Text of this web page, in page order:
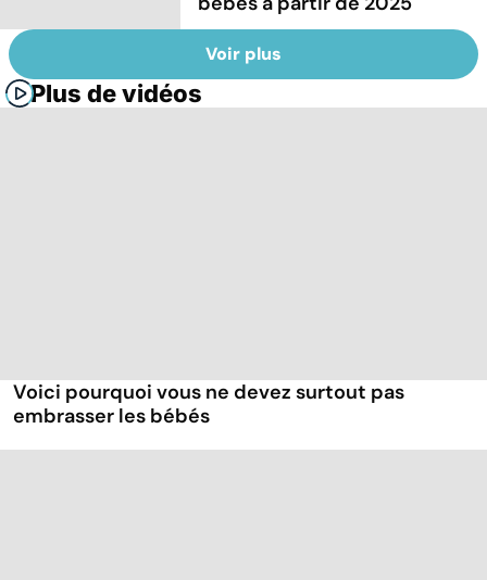
Voir plus
Plus de vidéos
Voici pourquoi vous ne devez surtout pas
embrasser les bébés